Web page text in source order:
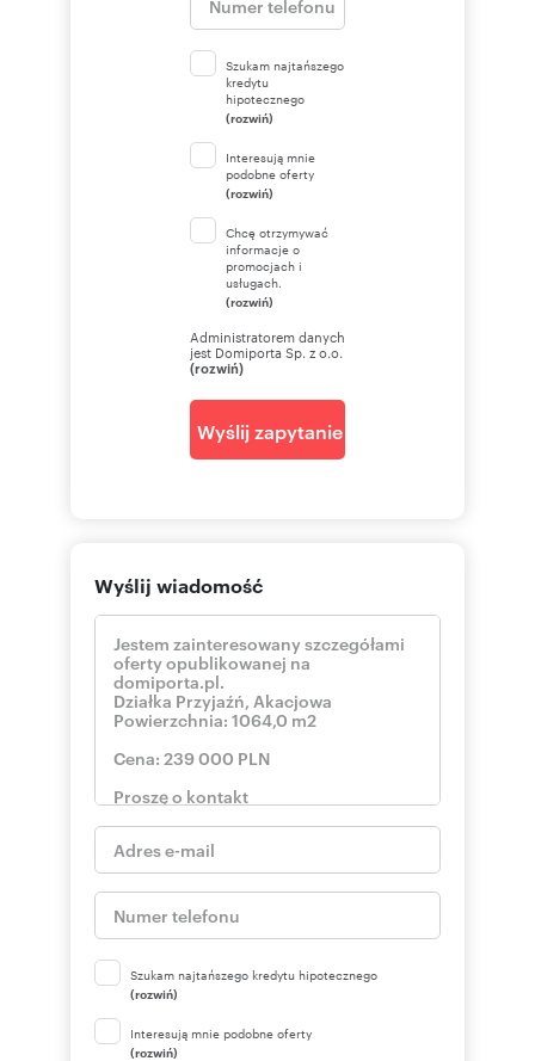
Chcesz poznać więcej szczegółów tej oferty? A
może chcesz negocjować cenę?
Skontaktuj się z nami.
Numer oferty: TY370158
Osoba odpowiedzialna zawodowo: Igor
Szukam najtańszego
kredytu
hipotecznego
(rozwiń)
Interesują mnie
podobne oferty
(rozwiń)
Chcę otrzymywać
informacje o
promocjach i
usługach.
(rozwiń)
Administratorem danych
jest Domiporta Sp. z o.o.
(rozwiń)
Wyślij zapytanie
Wyślij wiadomość
Szukam najtańszego kredytu hipotecznego
(rozwiń)
Interesują mnie podobne oferty
(rozwiń)